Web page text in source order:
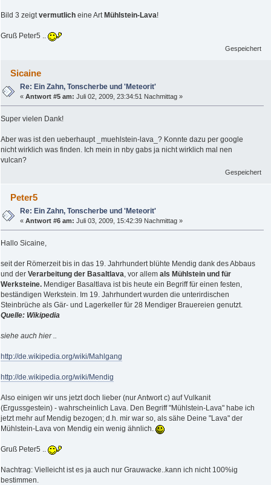
Bild 3 zeigtvermutlich eine Art Mühlstein-Lava!
Gruß Peter5 ..
Gespeichert
Sicaine
Re: Ein Zahn, Tonscherbe und 'Meteorit'
«Antwort #5 am: Juli 02, 2009, 23:34:51 Nachmittag »
Super vielen Dank!
Aber was ist den ueberhaupt _muehlstein-lava_? Konnte dazu per google
nicht wirklich was finden. Ich mein in nby gabs ja nicht wirklich mal nen
vulcan?
Gespeichert
Peter5
Re: Ein Zahn, Tonscherbe und 'Meteorit'
«Antwort #6 am: Juli 03, 2009, 15:42:39 Nachmittag »
Hallo Sicaine,
seit der Römerzeit bis in das 19. Jahrhundert blühte Mendig dank des Abbaus
und der Verarbeitung der Basaltlava , vor allem als Mühlstein und für
Werksteine. Mendiger Basaltlava ist bis heute ein Begriff für einen festen,
beständigen Werkstein. Im 19. Jahrhundert wurden die unterirdischen
Steinbrüche als Gär- und Lagerkeller für 28 Mendiger Brauereien genutzt.
Quelle: Wikipedia
siehe auch hier ..
http://de.wikipedia.org/wiki/Mahlgang
http://de.wikipedia.org/wiki/Mendig
Also einigen wir uns jetzt doch lieber (nur Antwort c) auf Vulkanit
(Ergussgestein) - wahrscheinlich Lava. Den Begriff "Mühlstein-Lava" habe ich
jetzt mehr auf Mendig bezogen; d.h. mir war so, als sähe Deine "Lava" der
Mühlstein-Lava von Mendig ein wenig ähnlich.
Gruß Peter5 ..
Nachtrag: Vielleicht ist es ja auch nur Grauwacke..kann ich nicht 100%ig
bestimmen.